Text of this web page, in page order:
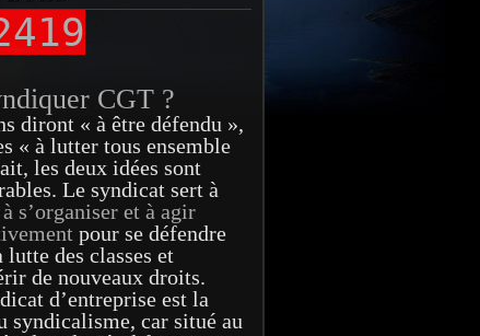
CGT ?
diront « à être défendu »,
« à lutter tous ensemble
les deux idées sont
Le syndicat sert à
s’organiser et à agir
pour se défendre
lutte des classes et
de nouveaux droits.
d’entreprise est la
syndicalisme, car situé au